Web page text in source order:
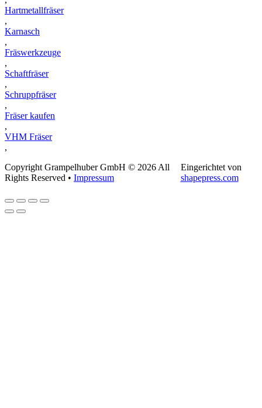
Hartmetallfräser
,
Karnasch
,
Fräswerkzeuge
,
Schaftfräser
,
Schruppfräser
,
Fräser kaufen
,
VHM Fräser
,
Copyright Grampelhuber GmbH © 2026 All
Rights Reserved • Impressum
Eingerichtet von
shapepress.com